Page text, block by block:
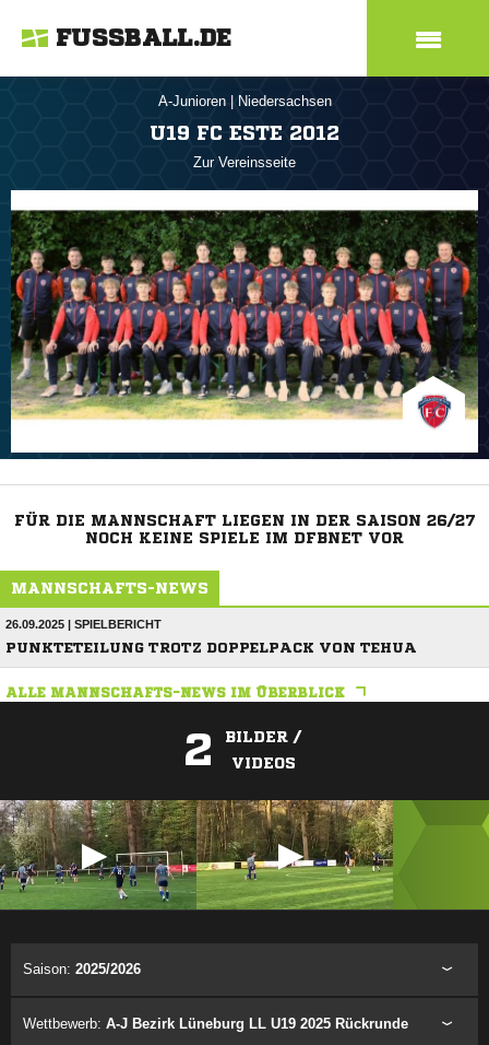
FUSSBALL.DE
A-Junioren Niedersachsen
U19 FC ESTE 2012
Zur Vereinsseite
FÜR DIE MANNSCHAFT LIEGEN IN DER SAISON 26/27
NOCH KEINE SPIELE IM DFBNET VOR
MANNSCHAFTS-NEWS
26.09.2025 | SPIELBERICHT
PUNKTETEILUNG TROTZ DOPPELPACK VON TEHUA
ALLE MANNSCHAFTS-NEWS IM ÜBERBLICK
2
BILDER /
VIDEOS
Saison: 2025/2026
Wettbewerb: A-J Bezirk Lüneburg LL U19 2025 Rückrunde